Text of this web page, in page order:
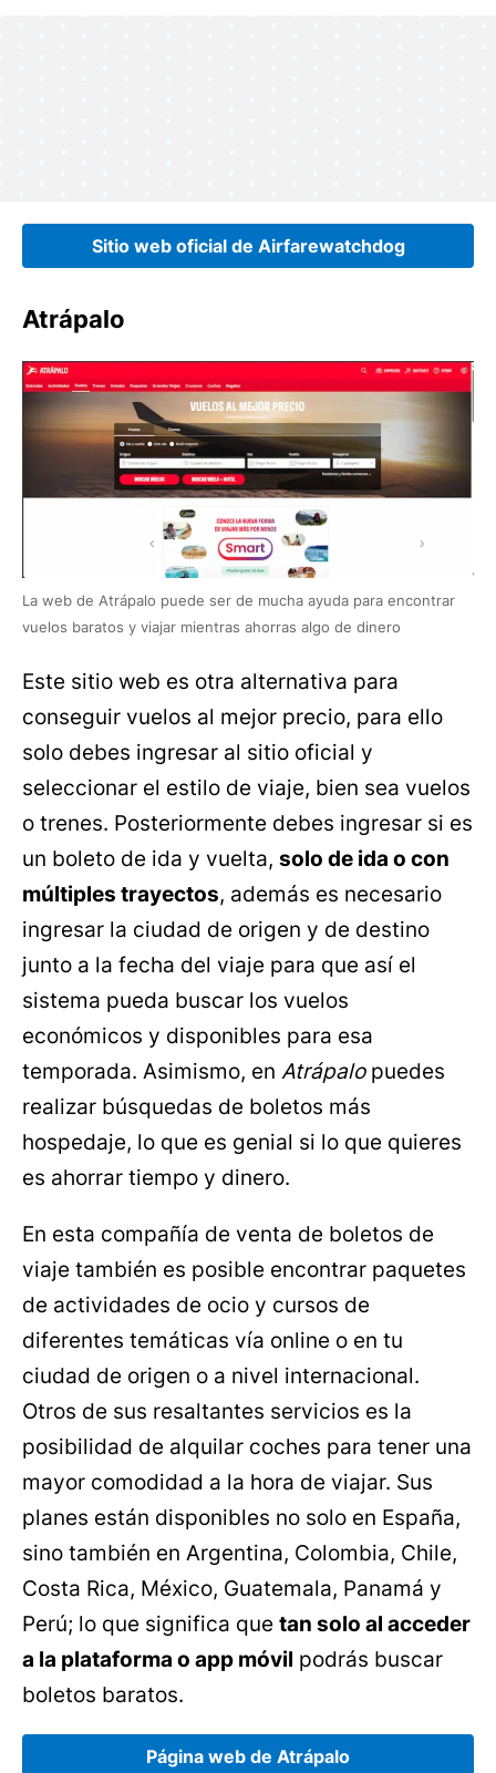
Sitio web oficial de Airfarewatchdog
Atrápalo
La web de Atrápalo puede ser de mucha ayuda para encontrar
vuelos baratos y viajar mientras ahorras algo de dinero
Este sitio web es otra alternativa para
conseguir vuelos al mejor precio, para ello
solo debes ingresar al sitio oficial y
seleccionar el estilo de viaje, bien sea vuelos
o trenes. Posteriormente debes ingresar si es
un boleto de ida y vuelta, solo de ida o con
múltiples trayectos, además es necesario
ingresar la ciudad de origen y de destino
junto a la fecha del viaje para que así el
sistema pueda buscar los vuelos
económicos y disponibles para esa
temporada. Asimismo, en Atrápalopuedes
realizar búsquedas de boletos más
hospedaje, lo que es genial si lo que quieres
es ahorrar tiempo y dinero.
En esta compañía de venta de boletos de
viaje también es posible encontrar paquetes
de actividades de ocio y cursos de
diferentes temáticas vía online o en tu
ciudad de origen o a nivel internacional.
Otros de sus resaltantes servicios es la
posibilidad de alquilar coches para tener una
mayor comodidad a la hora de viajar. Sus
planes están disponibles no solo en España,
sino también en Argentina, Colombia, Chile,
Costa Rica, México, Guatemala, Panamá y
Perú; lo que significa que tan solo al acceder
a la plataforma o app móvil podrás buscar
boletos baratos.
Página web de Atrápalo